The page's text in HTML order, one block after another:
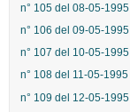
n° 105 del 08-05-1995
n° 106 del 09-05-1995
n° 107 del 10-05-1995
n° 108 del 11-05-1995
n° 109 del 12-05-1995